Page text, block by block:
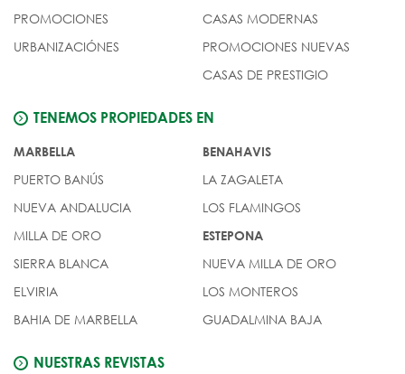
PROMOCIONES
URBANIZACIÓNES
CASAS MODERNAS
PROMOCIONES NUEVAS
CASAS DE PRESTIGIO
TENEMOS PROPIEDADES EN
MARBELLA
PUERTO BANÚS
NUEVA ANDALUCIA
MILLA DE ORO
SIERRA BLANCA
ELVIRIA
BAHIA DE MARBELLA
BENAHAVIS
LA ZAGALETA
LOS FLAMINGOS
ESTEPONA
NUEVA MILLA DE ORO
LOS MONTEROS
GUADALMINA BAJA
NUESTRAS REVISTAS